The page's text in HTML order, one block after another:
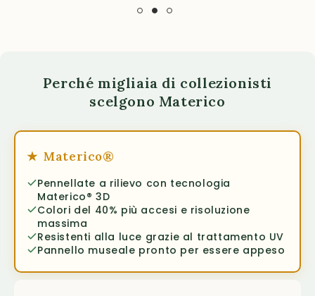
Perché migliaia di collezionisti
scelgono Materico
★ Materico®
Pennellate a rilievo con tecnologia
Materico® 3D
Colori del 40% più accesi e risoluzione
massima
Resistenti alla luce grazie al trattamento UV
Pannello museale pronto per essere appeso